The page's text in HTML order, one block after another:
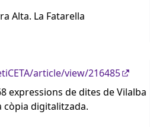
Alta. La Fatarella
article/view/216485
expressions de dites de Vilalba
còpia digitalitzada.